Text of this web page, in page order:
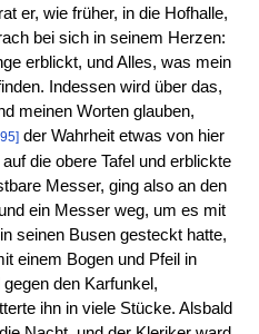
er, wie früher, in die Hofhalle,
bei sich in seinem Herzen:
erblickt, und Alles, was mein
Indessen wird über das,
meinen Worten glauben,
der Wahrheit etwas von hier
die obere Tafel und erblickte
Messer, ging also an den
ein Messer weg, um es mit
seinen Busen gesteckt hatte,
einem Bogen und Pfeil in
den Karfunkel,
ihn in viele Stücke. Alsbald